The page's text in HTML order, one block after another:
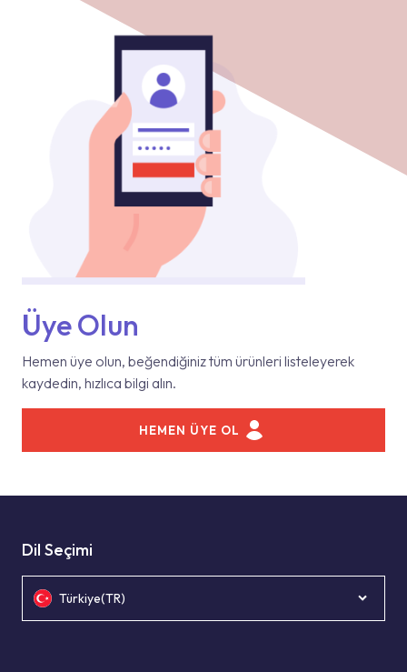
Üye Olun
Hemen üye olun, beğendiğiniz tüm ürünleri listeleyerek
kaydedin, hızlıca bilgi alın.
HEMEN ÜYE OL
Dil Seçimi
Türkiye(TR)